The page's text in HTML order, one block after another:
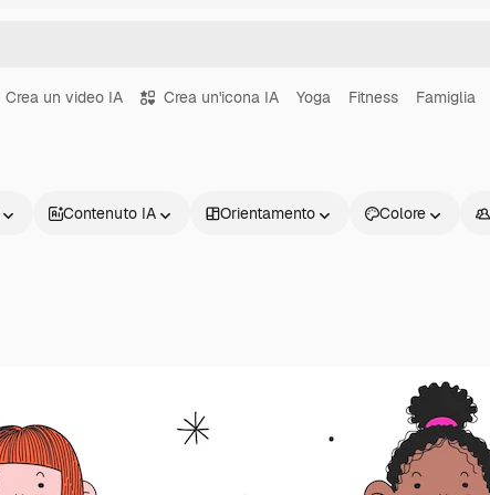
Crea un video IA Crea un'icona IA Yoga Fitness Famiglia
Contenuto IA Orientamento Colore
Inizia